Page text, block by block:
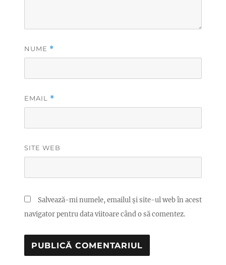
NUME *
EMAIL *
SITE WEB
Salvează-mi numele, emailul și site-ul web în acest
navigator pentru data viitoare când o să comentez.